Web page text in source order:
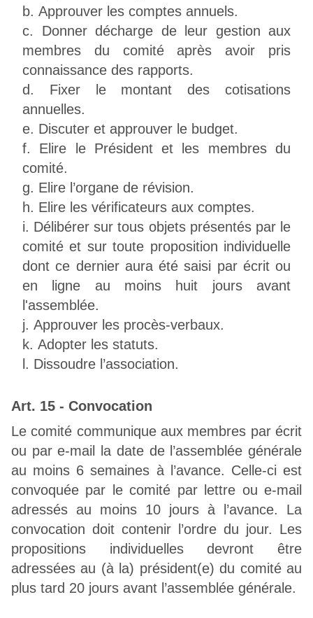
Approuver les comptes annuels.
Donner décharge de leur gestion aux
membres du comité après avoir pris
connaissance des rapports.
Fixer le montant des cotisations
annuelles.
Discuter et approuver le budget.
Elire le Président et les membres du
comité.
Elire l’organe de révision.
Elire les vérificateurs aux comptes.
Délibérer sur tous objets présentés par le
comité et sur toute proposition individuelle
dont ce dernier aura été saisi par écrit ou
en ligne au moins huit jours avant
l'assemblée.
Approuver les procès-verbaux.
Adopter les statuts.
Dissoudre l’association.
Art. 15 - Convocation
Le comité communique aux membres par écrit
ou par e-mail la date de l’assemblée générale
au moins 6 semaines à l’avance. Celle-ci est
convoquée par le comité par lettre ou e-mail
adressés au moins 10 jours à l’avance. La
convocation doit contenir l’ordre du jour. Les
propositions individuelles devront être
adressées au (à la) président(e) du comité au
plus tard 20 jours avant l’assemblée générale.